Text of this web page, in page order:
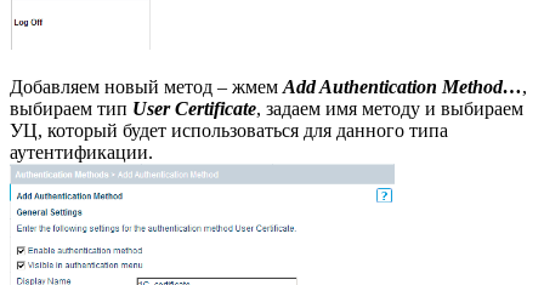
Добавляем новый метод – жмем Add Authentication Method…,
выбираем тип User Certificate, задаем имя методу и выбираем
УЦ, который будет использоваться для данного типа
аутентификации.